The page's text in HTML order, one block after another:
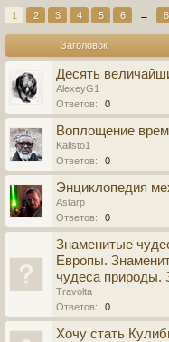
1 2 3 4 5 6 → 8
Заголовок
Десять
AlexeyG1
Ответов:
0
Воплощение
Kalisto1
Ответов:
0
Энциклопедия
Astarp
Ответов:
0
Знаменитые
Европы.
чудеса природы.
Travolta
Ответов:
0
Хочу стать